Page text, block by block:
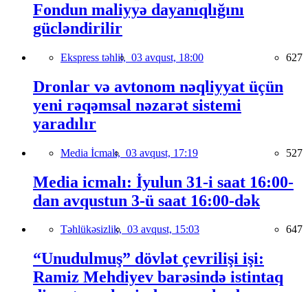
Fondun maliyyə dayanıqlığını
gücləndirilir
Ekspress təhlil, 03 avqust, 18:00 627
Dronlar və avtonom nəqliyyat üçün
yeni rəqəmsal nəzarət sistemi
yaradılır
Media İcmalı, 03 avqust, 17:19 527
Media icmalı: İyulun 31-i saat 16:00-
dan avqustun 3-ü saat 16:00-dək
Təhlükəsizlik, 03 avqust, 15:03 647
“Unudulmuş” dövlət çevrilişi işi:
Ramiz Mehdiyev barəsində istintaq